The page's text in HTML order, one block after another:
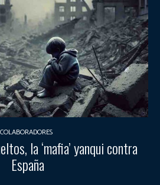
COLABORADORES
la ‘mafia’ yanqui contra
España